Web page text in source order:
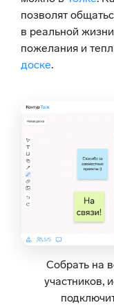
позволят
в реальной
пожелания и
доске.
Собрать на
участников,